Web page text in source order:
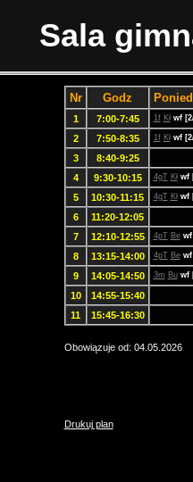
Sala
Nr Godz
1 7:00-7:45 1f Kł wf
2 7:50-8:35 1f Kł wf
3
8:40-9:25
4
9:30-10:15 4gT Kł wf
5 10:30-11:15 4gT Kł wf
6
11:20-12:05
7
12:10-12:55 4pT Be
8 13:15-14:00 4pT Be
9 14:05-14:50 3m Bu wf
10
14:55-15:40
11
15:45-16:30
Obowiązuje od: 04.05.2026
Drukuj plan